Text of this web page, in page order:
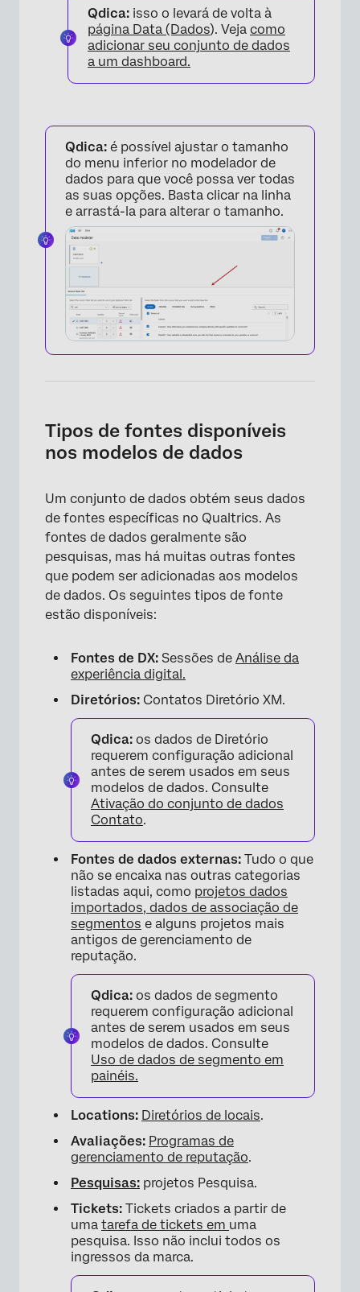
×
Qdica: isso o levará de volta à
página Data (Dados). Veja como
adicionar seu conjunto de dados
a um dashboard.
Qdica: é possível ajustar o tamanho
do menu inferior no modelador de
dados para que você possa ver todas
as suas opções. Basta clicar na linha
e arrastá-la para alterar o tamanho.
×
Tipos de fontes disponíveis
nos modelos de dados
Um conjunto de dados obtém seus dados
de fontes específicas no Qualtrics. As
fontes de dados geralmente são
pesquisas, mas há muitas outras fontes
que podem ser adicionadas aos modelos
de dados. Os seguintes tipos de fonte
estão disponíveis:
Fontes de DX: Sessões de Análise da
experiência digital.
Diretórios: Contatos Diretório XM.
Qdica: os dados de Diretório
requerem configuração adicional
antes de serem usados em seus
modelos de dados. Consulte
Ativação do conjunto de dados
Contato.
Fontes de dados externas: Tudo o que
não se encaixa nas outras categorias
listadas aqui, como projetos dados
importados, dados de associação de
segmentos e alguns projetos mais
antigos de gerenciamento de
reputação.
Qdica: os dados de segmento
requerem configuração adicional
antes de serem usados em seus
modelos de dados. Consulte
Uso de dados de segmento em
painéis.
Locations: Diretórios de locais.
Avaliações: Programas de
gerenciamento de reputação.
Pesquisas: projetos Pesquisa.
Tickets: Tickets criados a partir de
uma tarefa de tickets em uma
pesquisa. Isso não inclui todos os
ingressos da marca.